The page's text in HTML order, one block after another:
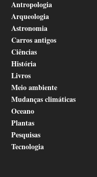
Antropologia
Arqueologia
Astronomia
Carros antigos
Ciências
História
Livros
Meio ambiente
Mudanças climáticas
Oceano
Plantas
Pesquisas
Tecnologia